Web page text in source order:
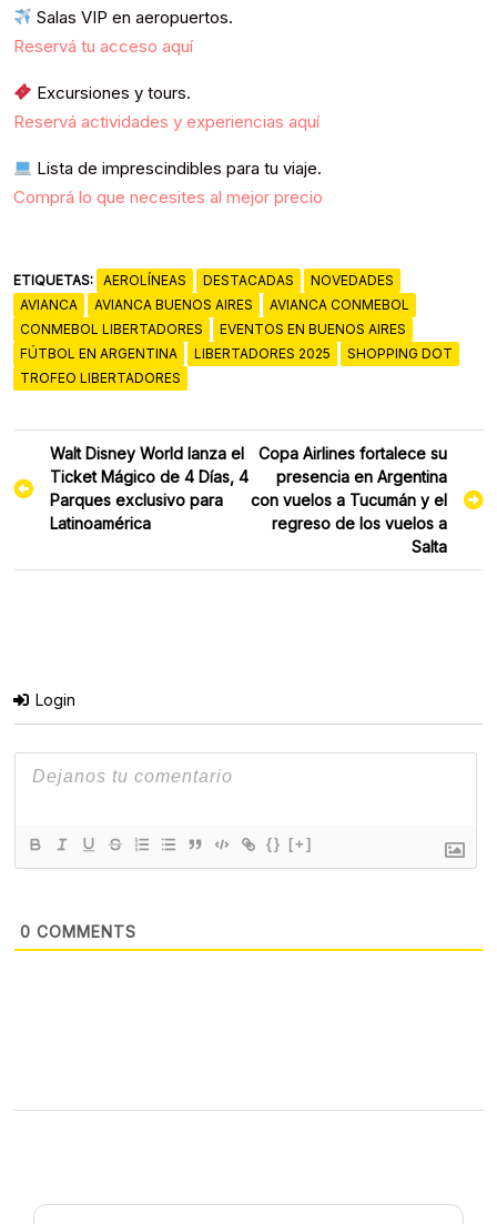
Salas VIP en aeropuertos.
Reservá tu acceso aquí
Excursiones y tours.
Reservá actividades y experiencias aquí
Lista de imprescindibles para tu viaje.
Comprá lo que necesites al mejor precio
ETIQUETAS: AEROLÍNEAS DESTACADAS
NOVEDADES
AVIANCA
AVIANCA BUENOS AIRES
AVIANCA CONMEBOL
CONMEBOL LIBERTADORES
EVENTOS EN BUENOS AIRES
FÚTBOL EN ARGENTINA
LIBERTADORES 2025
SHOPPING DOT
TROFEO LIBERTADORES
Navegación
de
entradas
Walt Disney World lanza el
Ticket Mágico de 4 Días, 4
Parques exclusivo para
Latinoamérica
Copa Airlines fortalece su
presencia en Argentina
con vuelos a Tucumán y el
regreso de los vuelos a
Salta
Login
{} [+]
0 COMMENTS